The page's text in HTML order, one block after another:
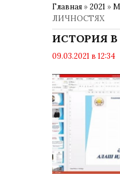
Главная »2021 »
ЛИЧНОСТЯХ
ИСТОРИЯ
09.03.2021 в 12:34